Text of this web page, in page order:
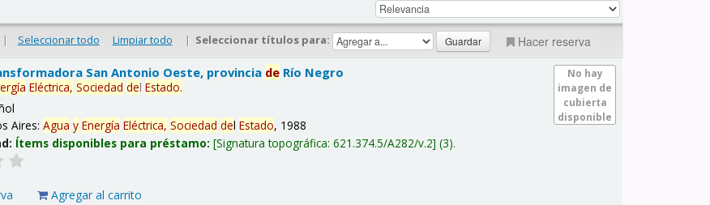
| Seleccionar todo Limpiar todo | Seleccionar títulos para: Hacer reserva
No hay
imagen de
cubierta
disponible
San Antonio Oeste, provincia de Río Negro
Eléctrica, Sociedad delEstado.
Aires:Agua y Energía Eléctrica, Sociedad delEstado, 1988
Ítems disponibles para préstamo: Signatura topográfica:621.374.5/A282/v.2 (3).
Agregar al carrito